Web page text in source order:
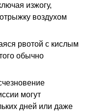
изжогу,
воздухом
рвотой с кислым
обычно
могут
дней или даже